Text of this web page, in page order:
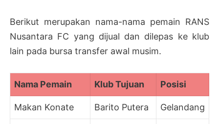
Berikut merupakan nama-nama pemain RANS
Nusantara FC yang dijual dan dilepas ke klub
lain pada bursa transfer awal musim.
Nama Pemain Klub Tujuan Posisi
Makan Konate Barito Putera Gelandang